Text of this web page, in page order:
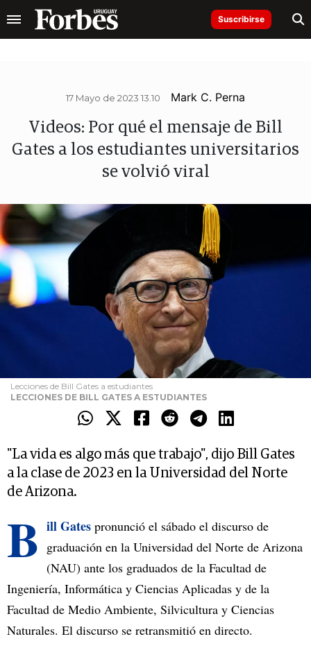
Suscribirse
17 Mayo de 2023 13.10 Mark C. Perna
Videos: Por qué el mensaje de Bill
Gates a los estudiantes universitarios
se volvió viral
Lecciones de Bill Gates a estudiantes
LECCIONES DE BILL GATES A ESTUDIANTES
"La vida es algo más que trabajo", dijo Bill Gates
a la clase de 2023 en la Universidad del Norte
de Arizona.
B ill Gates pronunció el sábado el discurso de
graduación en la Universidad del Norte de Arizona
(NAU) ante los graduados de la Facultad de
Ingeniería, Informática y Ciencias Aplicadas y de la
Facultad de Medio Ambiente, Silvicultura y Ciencias
Naturales. El discurso se retransmitió en directo.